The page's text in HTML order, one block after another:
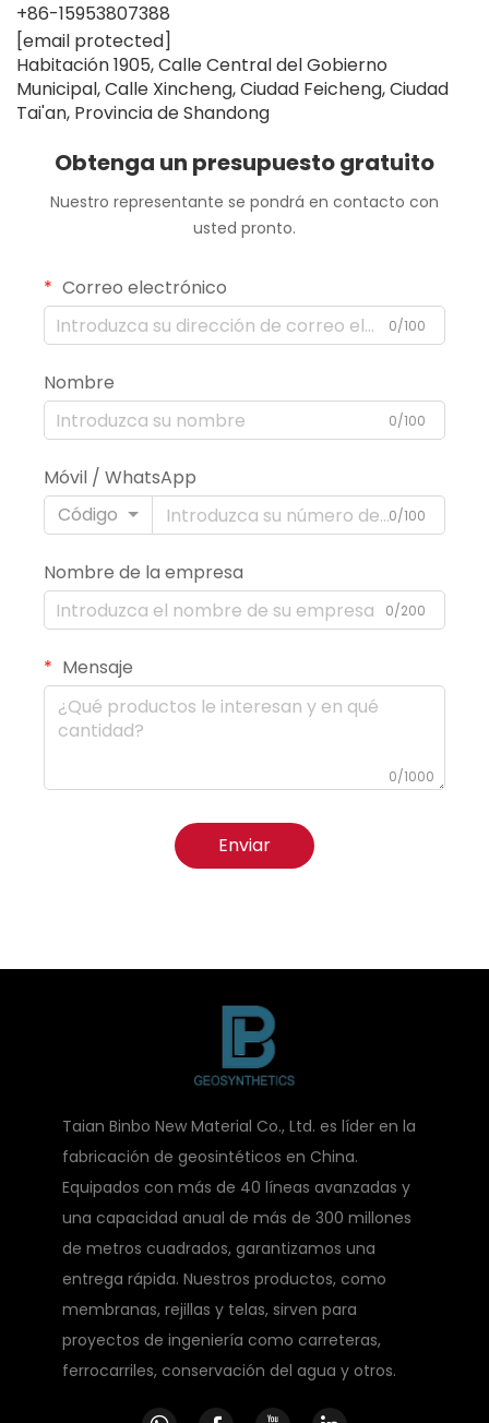
+86-15953807388
[email protected]
Habitación 1905, Calle Central del Gobierno
Municipal, Calle Xincheng, Ciudad Feicheng, Ciudad
Tai'an, Provincia de Shandong
Obtenga un presupuesto gratuito
Nuestro representante se pondrá en contacto con
usted pronto.
Correo electrónico
0/100
Nombre
0/100
Móvil / WhatsApp
Código
0/100
Nombre de la empresa
0/200
Mensaje
0/1000
Enviar
Taian Binbo New Material Co., Ltd. es líder en la
fabricación de geosintéticos en China.
Equipados con más de 40 líneas avanzadas y
una capacidad anual de más de 300 millones
de metros cuadrados, garantizamos una
entrega rápida. Nuestros productos, como
membranas, rejillas y telas, sirven para
proyectos de ingeniería como carreteras,
ferrocarriles, conservación del agua y otros.